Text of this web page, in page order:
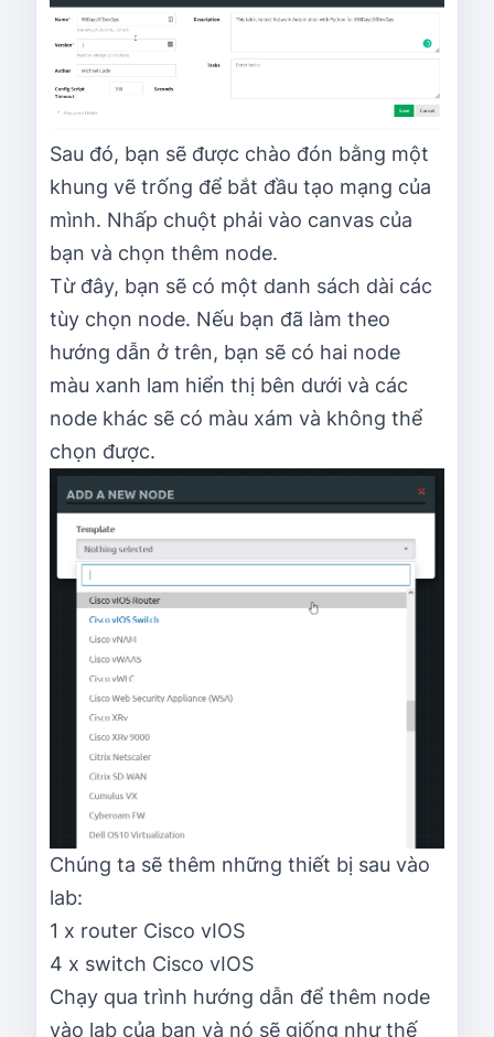
Sau đó, bạn sẽ được chào đón bằng một
khung vẽ trống để bắt đầu tạo mạng của
mình. Nhấp chuột phải vào canvas của
bạn và chọn thêm node.
Từ đây, bạn sẽ có một danh sách dài các
tùy chọn node. Nếu bạn đã làm theo
hướng dẫn ở trên, bạn sẽ có hai node
màu xanh lam hiển thị bên dưới và các
node khác sẽ có màu xám và không thể
chọn được.
Chúng ta sẽ thêm những thiết bị sau vào
lab:
1 x router Cisco vIOS
4 x switch Cisco vIOS
Chạy qua trình hướng dẫn để thêm node
vào lab của bạn và nó sẽ giống như thế